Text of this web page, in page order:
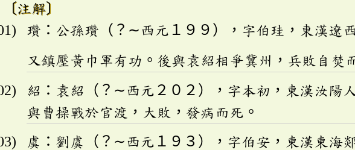
〔注解〕
瓚：公孫瓚（？∼西元１９９），字伯珪，東漢遼
又鎮壓黃巾軍有功。後與袁紹相爭冀州，兵敗自焚
紹：袁紹（？∼西元２０２），字本初，東漢汝陽
與曹操戰於官渡，大敗，發病而死。
虞：劉虞（？∼西元１９３），字伯安，東漢東海